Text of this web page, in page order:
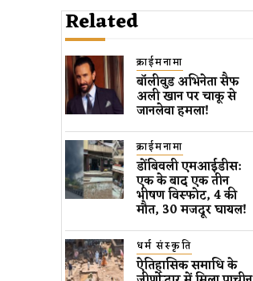
Related
क्राईमनामा
बॉलीवुड​ अभिनेता सैफ
अली खान पर चाकू से ​
जानलेवा हमला​!
क्राईमनामा
डोंबिवली एमआईडीस:
एक के बाद एक तीन
भीषण विस्फोट, 4 की
मौत, 30 मजदूर घायल!
धर्म संस्कृति
ऐतिहासिक समाधि के